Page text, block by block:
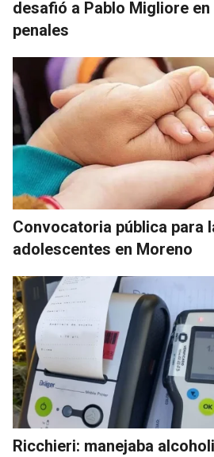
desafió a Pablo Migliore
penales
Convocatoria pública para
adolescentes en Moreno
Ricchieri: manejaba